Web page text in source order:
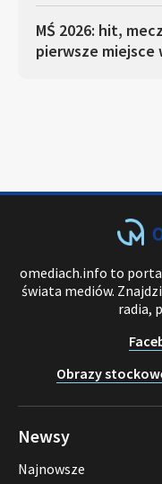
MŚ 2026: hit,
pierwsze miejsce
omediach.info to
świata mediów.
radia,
Obrazy
Newsy
Najnowsze